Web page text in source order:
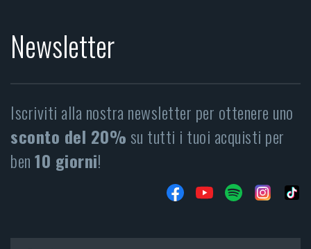
Newsletter
Iscriviti alla nostra newsletter per ottenere uno
sconto del 20%su tutti i tuoi acquisti per
ben10 giorni!